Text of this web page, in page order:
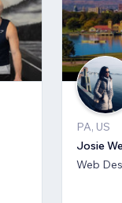
PA, US
Josie
Web